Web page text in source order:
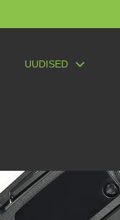
UUDISED